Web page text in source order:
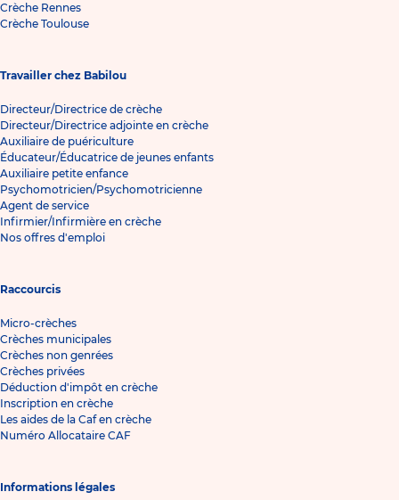
Crèche Rennes
Crèche Toulouse
Travailler chez Babilou
Directeur/Directrice de crèche
Directeur/Directrice adjointe en crèche
Auxiliaire de puériculture
Éducateur/Éducatrice de jeunes enfants
Auxiliaire petite enfance
Psychomotricien/Psychomotricienne
Agent de service
Infirmier/Infirmière en crèche
Nos offres d'emploi
Raccourcis
Micro-crèches
Crèches municipales
Crèches non genrées
Crèches privées
Déduction d'impôt en crèche
Inscription en crèche
Les aides de la Caf en crèche
Numéro Allocataire CAF
Informations légales